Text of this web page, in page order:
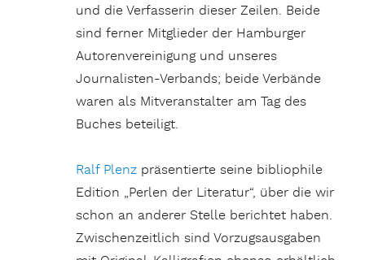
und die Verfasserin dieser Zeilen. Beide
sind ferner Mitglieder der Hamburger
Autorenvereinigung und unseres
Journalisten-Verbands; beide Verbände
waren als Mitveranstalter am Tag des
Buches beteiligt.
Ralf Plenz präsentierte seine bibliophile
Edition „Perlen der Literatur“, über die wir
schon an anderer Stelle berichtet haben.
Zwischenzeitlich sind Vorzugsausgaben